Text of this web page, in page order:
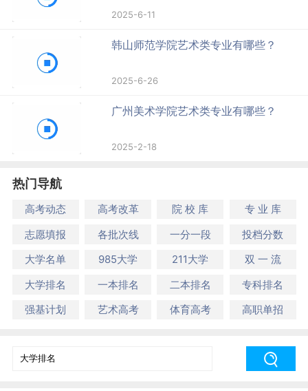
2025-6-11
韩山师范学院艺术类专业有哪些？
2025-6-26
广州美术学院艺术类专业有哪些？
2025-2-18
热门导航
高考动态 高考改革 院 校 库
专 业 库
志愿填报
各批次线 一分一段
投档分数
大学名单
985大学 211大学
双 一 流
大学排名
一本排名 二本排名
专科排名
强基计划
艺术高考 体育高考 高职单招